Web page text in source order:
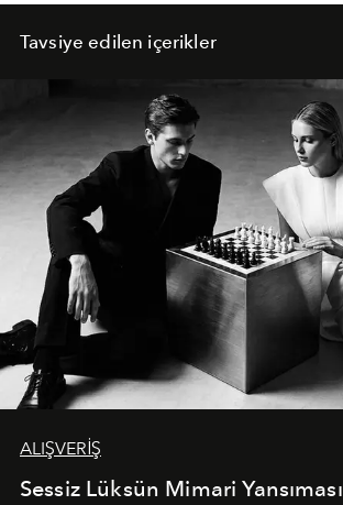
Tavsiye edilen içerikler
ALIŞVERİŞ
Sessiz Lüksün Mimari Yansıması